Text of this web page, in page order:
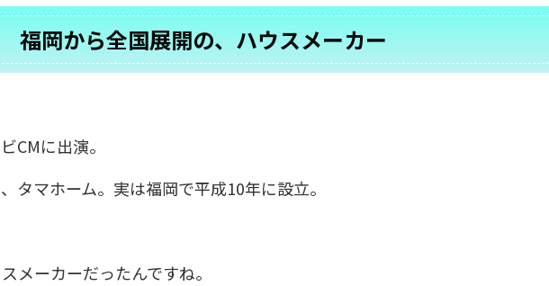
福岡から全国展開の、ハウスメーカー
CMに出演。
タマホーム。実は福岡で平成10年に設立。
メーカーだったんですね。